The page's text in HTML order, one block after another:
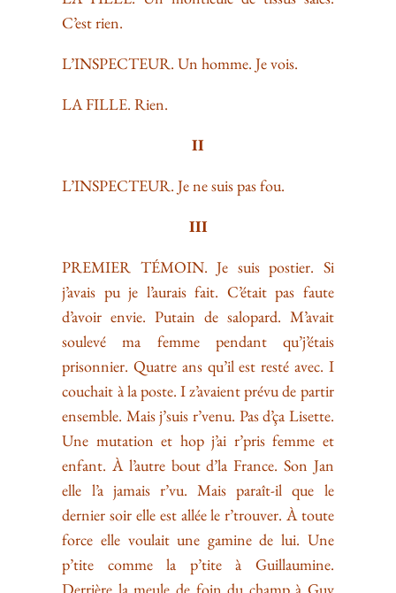
C’est rien.
L’INSPECTEUR. Un homme. Je vois.
LA FILLE. Rien.
II
L’INSPECTEUR. Je ne suis pas fou.
III
PREMIER TÉMOIN. Je suis postier. Si
j’avais pu je l’aurais fait. C’était pas faute
d’avoir envie. Putain de salopard. M’avait
soulevé ma femme pendant qu’j’étais
prisonnier. Quatre ans qu’il est resté avec. I
couchait à la poste. I z’avaient prévu de partir
ensemble. Mais j’suis r’venu. Pas d’ça Lisette.
Une mutation et hop j’ai r’pris femme et
enfant. À l’autre bout d’la France. Son Jan
elle l’a jamais r’vu. Mais paraît-il que le
dernier soir elle est allée le r’trouver. À toute
force elle voulait une gamine de lui. Une
p’tite comme la p’tite à Guillaumine.